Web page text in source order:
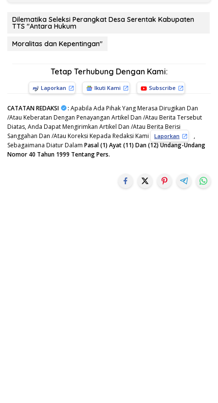
Dilematika Seleksi Perangkat Desa Serentak Kabupaten
TTS "Antara Hukum
Moralitas dan Kepentingan"
Tetap Terhubung Dengan Kami:
Laporkan Ikuti Kami Subscribe
CATATAN REDAKSI : Apabila Ada Pihak Yang Merasa Dirugikan Dan
/Atau Keberatan Dengan Penayangan Artikel Dan /Atau Berita Tersebut
Diatas, Anda Dapat Mengirimkan Artikel Dan /Atau Berita Berisi
Sanggahan Dan /Atau Koreksi Kepada Redaksi Kami
Laporkan
,
Sebagaimana Diatur Dalam Pasal (1) Ayat (11) Dan (12) Undang-Undang
Nomor 40 Tahun 1999 Tentang Pers.